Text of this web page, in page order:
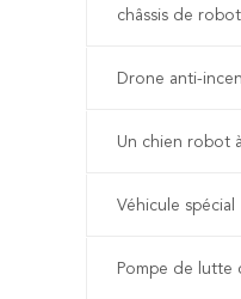
châssis de robot
Drone anti-
Véhicule spécial